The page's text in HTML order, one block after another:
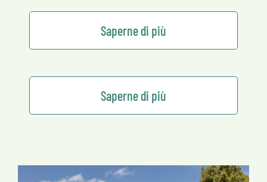
Saperne di più
Saperne di più